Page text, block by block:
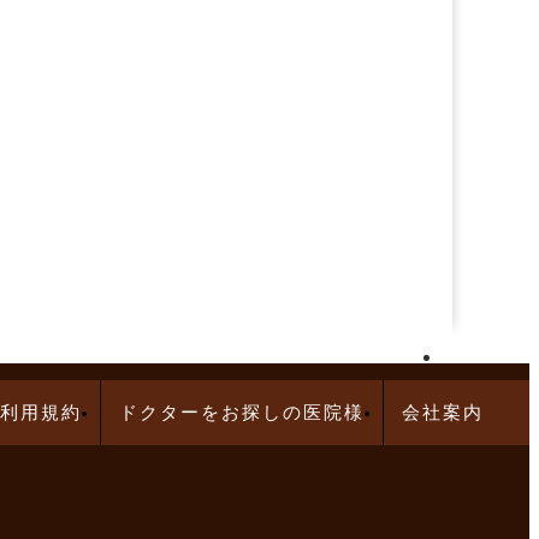
利用規約 ドクターをお探しの医院様 会社案内